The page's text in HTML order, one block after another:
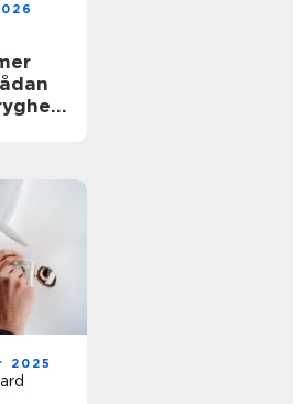
2025